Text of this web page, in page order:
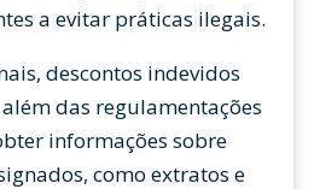
a evitar práticas ilegais.
descontos indevidos
das regulamentações
informações sobre
como extratos e